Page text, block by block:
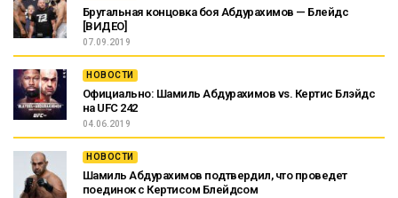
Брутальная концовка боя Абдурахимов — Блейдс
[ВИДЕО]
07.09.2019
НОВОСТИ
Официально: Шамиль Абдурахимов vs. Кертис Блэйдс
на UFC 242
04.06.2019
НОВОСТИ
Шамиль Абдурахимов подтвердил, что проведет
поединок с Кертисом Блейдсом